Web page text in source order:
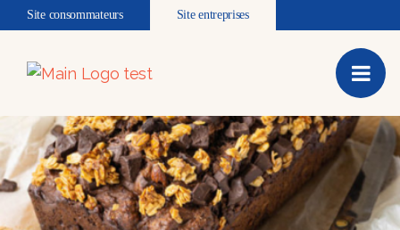
Site consommateurs Site entreprises